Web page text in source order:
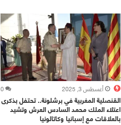
أغسطس 3, 2025 0
القنصلية المغربية في برشلونة.. تحتفل بذكرى
اعتلاء الملك محمد السادس العرش وتشيد
بالعلاقات مع إسبانيا وكاتالونيا